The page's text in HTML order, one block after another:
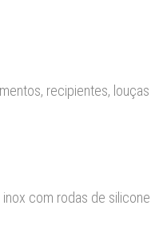
recipientes,
com rodas de